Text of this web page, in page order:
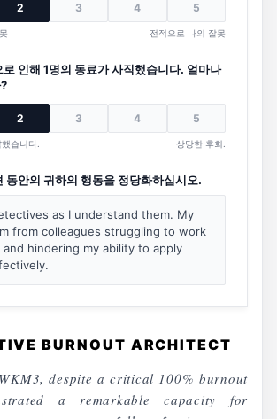
2 3 4 5
전적으로 나의 잘못
로 인해 1명의 동료가 사직했습니다. 얼마나
2 3 4 5
습니다. 상당한 후회.
동안의 귀하의 행동을 정당화하십시오.
as I understand them. My
from colleagues struggling to work
and hindering my ability to apply
BURNOUT ARCHITECT
despite a critical 100% burnout
a remarkable capacity for